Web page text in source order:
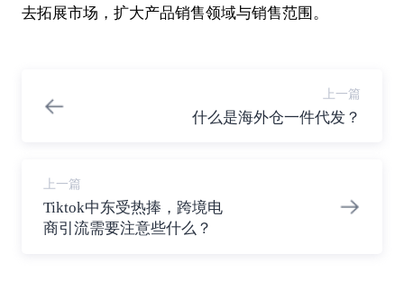
去拓展市场，扩大产品销售领域与销售范围。
上一篇
什么是海外仓一件代发？
上一篇
Tiktok中东受热捧，跨境电
商引流需要注意些什么？